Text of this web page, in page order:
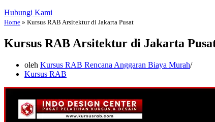
Hubungi Kami
Home » Kursus RAB Arsitektur di Jakarta Pusat
Kursus RAB Arsitektur di Jakarta
oleh Kursus RAB Rencana Anggaran Biaya Murah
Kursus RAB